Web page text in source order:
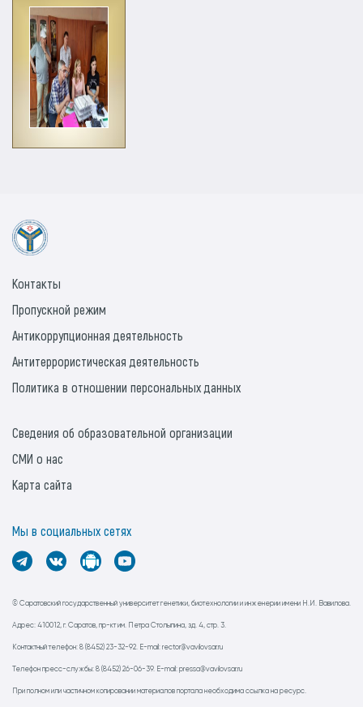
© Саратовский государственный университет генетики, биотехнологии и инженерии имени Н.И. Вавилова.
Адрес: 410012, г. Саратов, пр-кт им. Петра Столыпина, зд. 4, стр. 3.
Контактный телефон: 8 (8452) 23-32-92. E-mail: rector@vavilovsar.ru
Телефон пресс-службы: 8 (8452) 26-06-39. E-mail: pressa@vavilovsar.ru
При полном или частичном копировании материалов портала необходима ссылка на ресурс.
Контакты
Пропускной режим
Антикоррупционная деятельность
Антитеррористическая деятельность
Политика в отношении персональных данных
Сведения об образовательной организации
СМИ о нас
Карта сайта
Мы в социальных сетях